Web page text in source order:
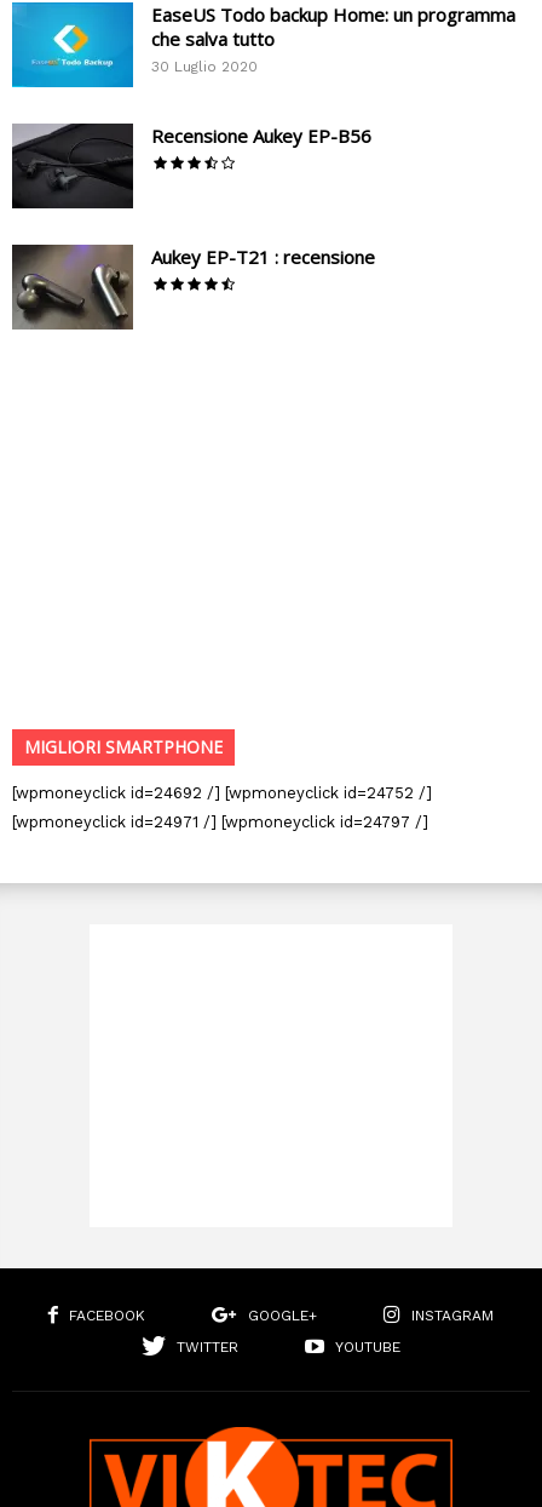
EaseUS Todo backup Home: un programma
che salva tutto
30 Luglio 2020
Recensione Aukey EP-B56
Aukey EP-T21 : recensione
MIGLIORI SMARTPHONE
[wpmoneyclick id=24692 /] [wpmoneyclick id=24752 /]
[wpmoneyclick id=24971 /] [wpmoneyclick id=24797 /]
FACEBOOK GOOGLE+
INSTAGRAM
TWITTER
YOUTUBE